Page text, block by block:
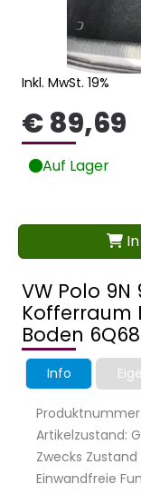
VW Polo
Kofferraum
Boden
Info
Produktnummer:
Artikelzustand:
Zwecks
Einwandfreie
Inkl. MwSt. 19%
€ 89,69
Auf Lager